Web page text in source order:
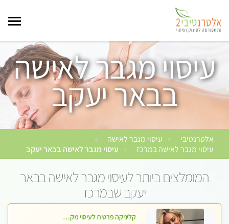
עיסוי מגבר לאישה
בבאר יעקב
אלטרנטיבי › עיסוי מגבר לאישה ›
עיסוי מגבר לאישה במרכז › עיסוי מגבר לאישה בבאר יעקב
המומלצים ביותר לעיסוי מגבר לאישה בבאר
יעקב שבמרכז
קליניקה פרטית לעיסוי מקצועי ואלטרנטיבי ברמה גבוהה VIP תתקשר ..... highly recommended..new in the city